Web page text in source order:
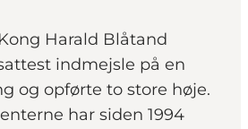
Harald Blåtand
indmejsle på en
og opførte to store høje.
har siden 1994